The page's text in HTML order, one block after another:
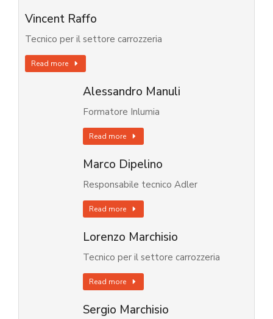
Vincent Raffo
Tecnico per il settore carrozzeria
Read more
Alessandro Manuli
Formatore Inlumia
Read more
Marco Dipelino
Responsabile tecnico Adler
Read more
Lorenzo Marchisio
Tecnico per il settore carrozzeria
Read more
Sergio Marchisio